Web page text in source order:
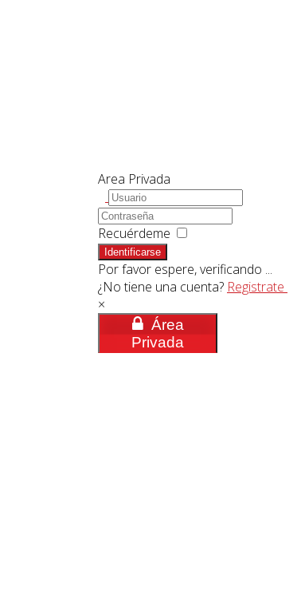
Area Privada
Recuérdeme
Identificarse
Por favor espere, verificando ...
¿No tiene una cuenta? Registrate
×
Área
Privada